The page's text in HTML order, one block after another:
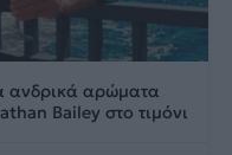
ανδρικά αρώματα
Bailey στο τιμόνι